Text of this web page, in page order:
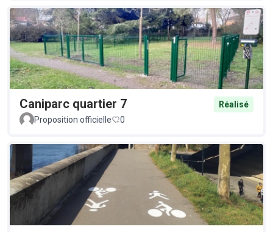
Caniparc quartier 7
Réalisé
Proposition officielle
0